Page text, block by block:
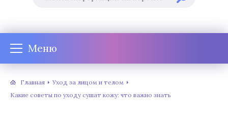
Меню
Главная
Уход за лицом и телом
Какие советы по уходу сушат кожу: что важно знать